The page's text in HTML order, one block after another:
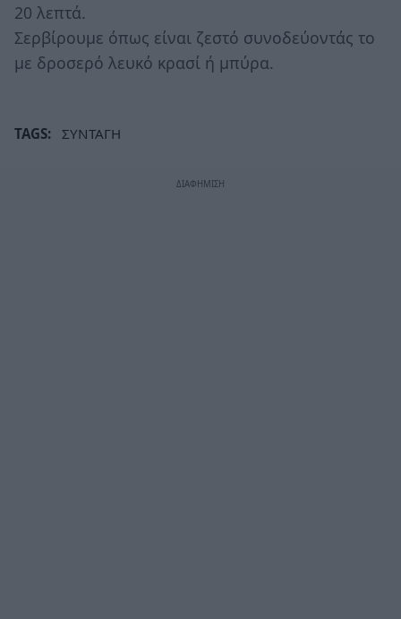
20 λεπτά.
Σερβίρουμε όπως είναι ζεστό συνοδεύοντάς το
με δροσερό λευκό κρασί ή μπύρα.
TAGS: ΣΥΝΤΑΓΗ